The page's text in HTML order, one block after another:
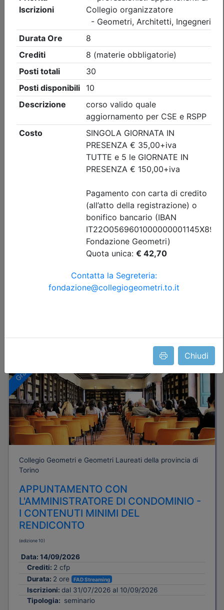
Chiudi
Collegio Geometri e Geometri Laureati della provincia di
Torino
Visita guidata CONVEGNO ANNUALE
DI CATEGORIA DEI GEOMETRI DELLA
ZONA DI PINEROLO
dal 31/07/2026 al 09/09/2026
visita guidata
Allegati
Note
Posti disponibili:
Dettagli evento
Gratuito
Collegio Geometri e Geometri Laureati della provincia di
Torino
APPUNTAMENTO CON
L'AMMINISTRATORE DI CONDOMINIO -
I CONTENUTI MINIMI DEL
RENDICONTO
(edizione 10)
Data: 14/09/2026
Crediti: 2 cfp
Durata: 2 ore FAD Streaming
Iscrizioni: dal 31/07/2026 al 10/09/2026
Tipologia: seminario